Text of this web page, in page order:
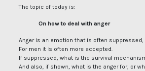
The topic of today is:
On how to deal with anger
Anger is an emotion that is often
For men it is often more accepted.
If suppressed, what is the survival
And also, if shown, what is the anger for, or